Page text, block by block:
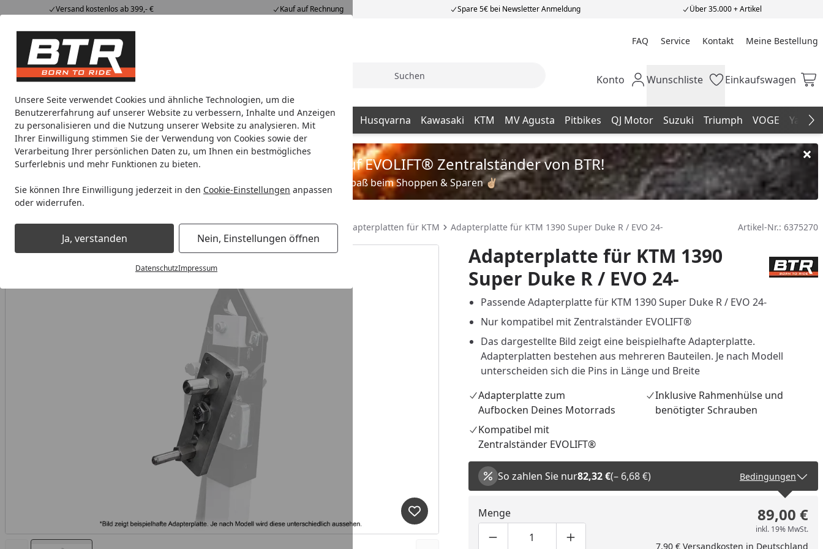
Unsere Seite verwendet Cookies und ähnliche Technologien, um die
Benutzererfahrung auf unserer Website zu verbessern, Inhalte und Anzeigen
zu personalisieren und die Nutzung unserer Website zu analysieren. Mit
Ihrer Einwilligung stimmen Sie der Verwendung von Cookies sowie der
Verarbeitung Ihrer persönlichen Daten zu, um Ihnen ein bestmögliches
Surferlebnis und mehr Funktionen zu bieten.
Sie können Ihre Einwilligung jederzeit in den Cookie-Einstellungen anpassen
oder widerrufen.
Ja, verstanden Nein, Einstellungen öffnen
DatenschutzImpressum
Versand kostenlos ab 399,- € Kauf auf Rechnung Spare 5€ bei Newsletter Anmeldung Über 35.000 + Artikel
Hotline07051 / 9 222 5959
Mi-Fr. 8-12 Uhr FAQ Service Kontakt Meine Bestellung
Meine Bestellung
Alle Produkte
Alle ProdukteMarken Mein Konto
Konto Wunschliste
Wunschliste Einkaufswagen
Einkaufswagen
Zentralständer Aprilia BMW BRABUS Ducati GASGAS Honda Husqvarna Kawasaki KTM MV Agusta Pitbikes QJ Motor Suzuki Triumph VOGE
Noch 2 Tage und 14 Stunden
Spare bis zu 35% auf EVOLIFT® Zentralständer von BTR!
Viel Spaß beim Shoppen & Sparen ✌🏼
Zentralständer EVOLIFT® Zentralständer Adapterplatten Zentralständer Adapterplatten für KTM Adapterplatte für KTM 1390 Super Duke R / EVO 24- Artikel-Nr.: 6375270
Produkt zur Wunschliste hinzufügen
Adapterplatte für KTM 1390
Super Duke R / EVO 24-
Passende Adapterplatte für KTM 1390 Super Duke R / EVO 24-
Nur kompatibel mit Zentralständer EVOLIFT®
Das dargestellte Bild zeigt eine beispielhafte Adapterplatte.
Adapterplatten bestehen aus mehreren Bauteilen. Je nach Modell
unterscheiden sich die Pins in Länge und Breite
Adapterplatte zum
Aufbocken Deines Motorrads
Inklusive Rahmenhülse und
benötigter Schrauben
Kompatibel mit
Zentralständer EVOLIFT®
So zahlen Sie nur82,32 €(– 6,68 €) Bedingungen
Menge
Produktmenge um eins verringern
Produktmenge manuell eingeben
Produktmenge um eins erhöhen
89,00 €
inkl. 19% MwSt.
7,90 € Versandkosten in Deutschland